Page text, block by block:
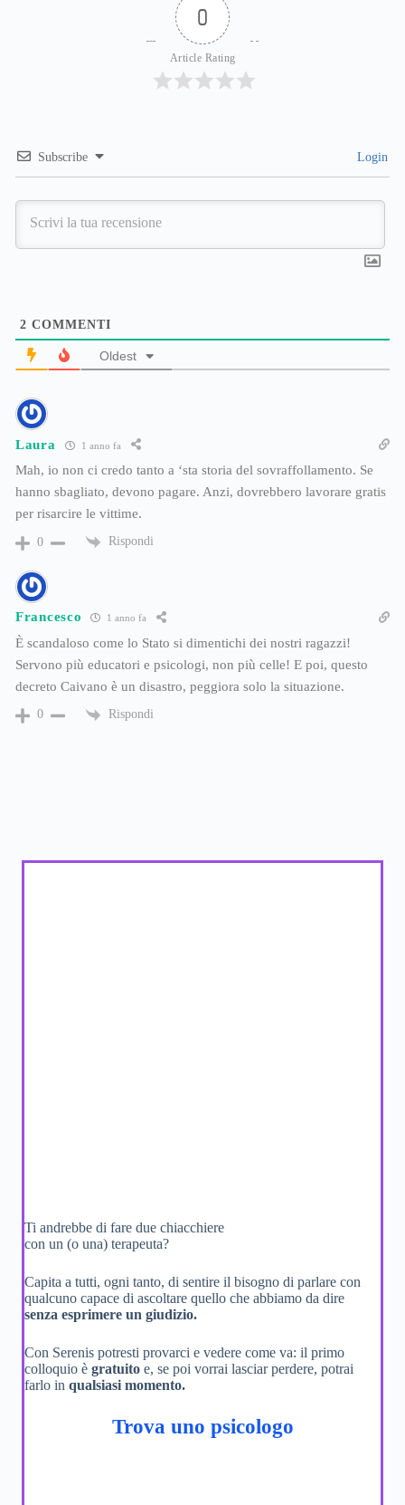
0
Article Rating
Subscribe Login
2 COMMENTI
Oldest
Laura 1 anno fa
Mah, io non ci credo tanto a ‘sta storia del sovraffollamento. Se
hanno sbagliato, devono pagare. Anzi, dovrebbero lavorare gratis
per risarcire le vittime.
0 Rispondi
Francesco 1 anno fa
È scandaloso come lo Stato si dimentichi dei nostri ragazzi!
Servono più educatori e psicologi, non più celle! E poi, questo
decreto Caivano è un disastro, peggiora solo la situazione.
0 Rispondi
Ti andrebbe di fare due chiacchiere
con un (o una) terapeuta?
Capita a tutti, ogni tanto, di sentire il bisogno di parlare con
qualcuno capace di ascoltare quello che abbiamo da dire
senza esprimere un giudizio.
Con Serenis potresti provarci e vedere come va: il primo
colloquio è gratuito e, se poi vorrai lasciar perdere, potrai
farlo in qualsiasi momento.
Trova uno psicologo